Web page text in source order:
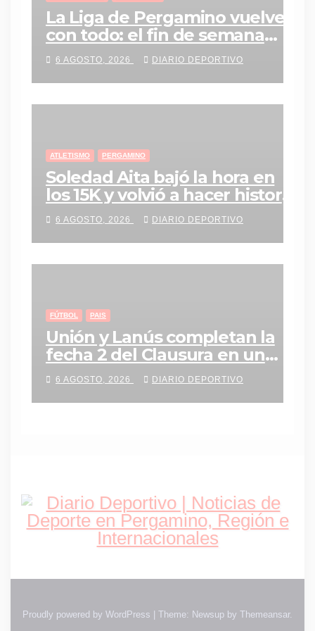
La Liga de Pergamino vuelve
con todo: el fin de semana
tendrá una agenda repleta de
partidos
6 AGOSTO, 2026 DIARIO DEPORTIVO
ATLETISMO PERGAMINO
Soledad Aita bajó la hora en
los 15K y volvió a hacer historia
con un nuevo récord personal
6 AGOSTO, 2026 DIARIO DEPORTIVO
FÚTBOL PAIS
Unión y Lanús completan la
fecha 2 del Clausura en un
duelo clave en Santa Fe
6 AGOSTO, 2026 DIARIO DEPORTIVO
Proudly powered by WordPress Theme: Newsup by Themeansar.